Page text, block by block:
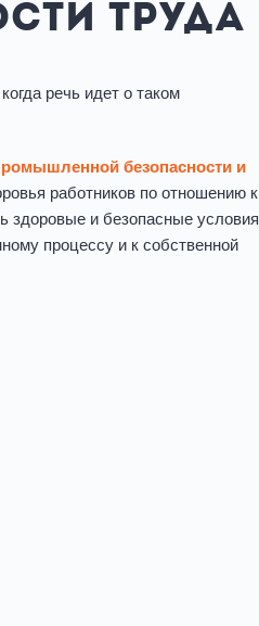
труда
речь идет о таком
безопасности и
работников по отношению к
здоровые и безопасные условия
процессу и к собственной